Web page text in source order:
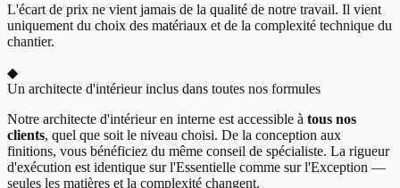
L'écart de prix ne vient jamais de la qualité de notre travail. Il vient
uniquement du choix des matériaux et de la complexité technique du
chantier.
◆
Un architecte d'intérieur inclus dans toutes nos formules
Notre architecte d'intérieur en interne est accessible à tous nos
clients, quel que soit le niveau choisi. De la conception aux
finitions, vous bénéficiez du même conseil de spécialiste. La rigueur
d'exécution est identique sur l'Essentielle comme sur l'Exception —
seules les matières et la complexité changent.